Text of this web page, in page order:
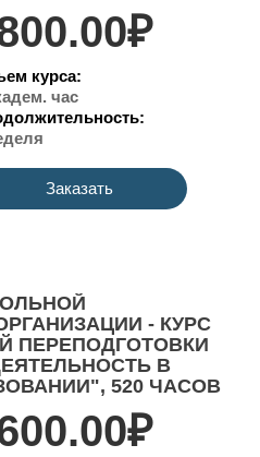
курса:
час
Заказать
- КУРС
ПЕРЕПОДГОТОВКИ
В
520 ЧАСОВ